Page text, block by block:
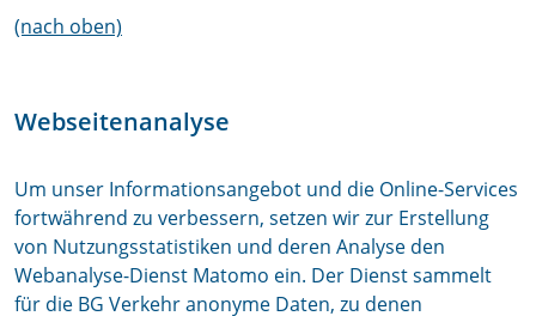
(nach oben)
Webseitenanalyse
Um unser Informationsangebot und die Online-Services
fortwährend zu verbessern, setzen wir zur Erstellung
von Nutzungsstatistiken und deren Analyse den
Webanalyse-Dienst Matomo ein. Der Dienst sammelt
für die BG Verkehr anonyme Daten, zu denen